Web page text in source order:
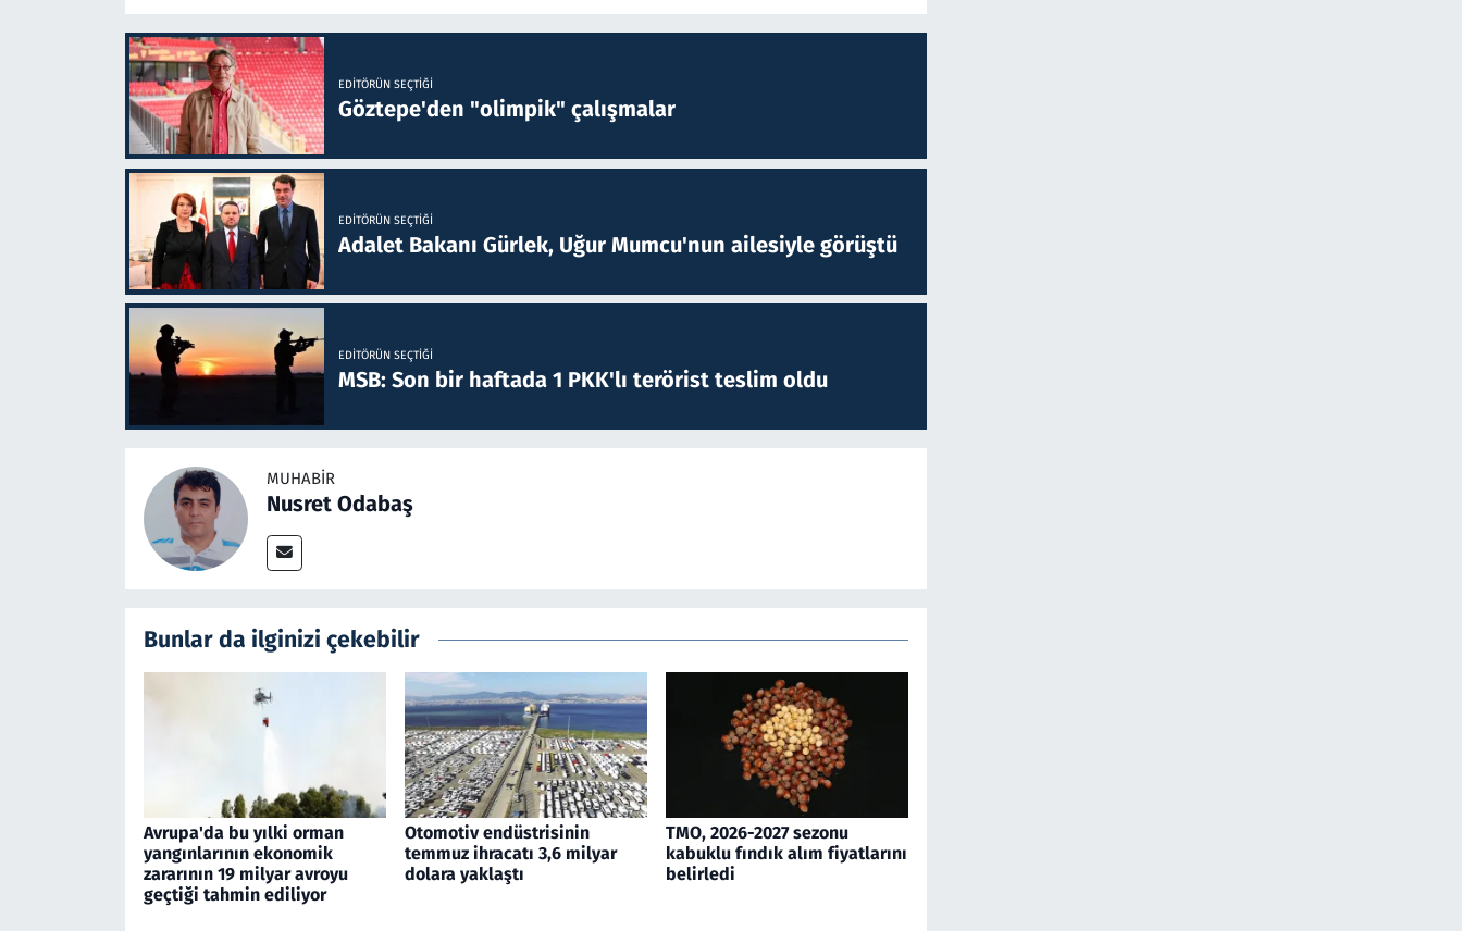
EDITÖRÜN SEÇTIĞI
Göztepe'den "olimpik" çalışmalar
EDITÖRÜN SEÇTIĞI
Adalet Bakanı Gürlek, Uğur Mumcu'nun ailesiyle görüştü
EDITÖRÜN SEÇTIĞI
MSB: Son bir haftada 1 PKK'lı terörist teslim oldu
MUHABIR
Nusret Odabaş
Bunlar da ilginizi çekebilir
Avrupa'da bu yılki orman
yangınlarının ekonomik
zararının 19 milyar avroyu
geçtiği tahmin ediliyor
Otomotiv endüstrisinin
temmuz ihracatı 3,6 milyar
dolara yaklaştı
TMO, 2026-2027 sezonu
kabuklu fındık alım fiyatlarını
belirledi